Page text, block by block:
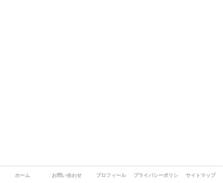
ホーム お問い合わせ プロフィール プライバシーポリシー サイトマップ